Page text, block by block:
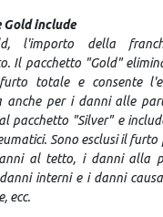
include
l'importo della
Il pacchetto "Gold"
totale e consente
anche per i danni alle
pacchetto "Silver" e
Sono esclusi il
al tetto, i danni alla
interni e i danni
ecc.